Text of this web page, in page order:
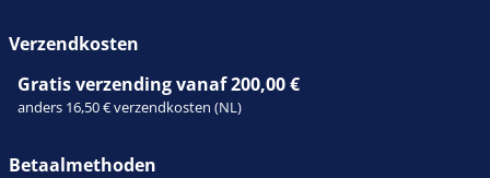
Verzendkosten
Gratis verzending vanaf 200,00 €
anders 16,50 € verzendkosten (NL)
Betaalmethoden